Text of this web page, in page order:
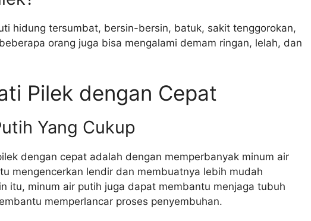
hidung tersumbat, bersin-bersin, batuk, sakit tenggorokan,
orang juga bisa mengalami demam ringan, lelah, dan
Pilek dengan Cepat
Yang Cukup
dengan cepat adalah dengan memperbanyak minum air
mengencerkan lendir dan membuatnya lebih mudah
itu, minum air putih juga dapat membantu menjaga tubuh
memperlancar proses penyembuhan.